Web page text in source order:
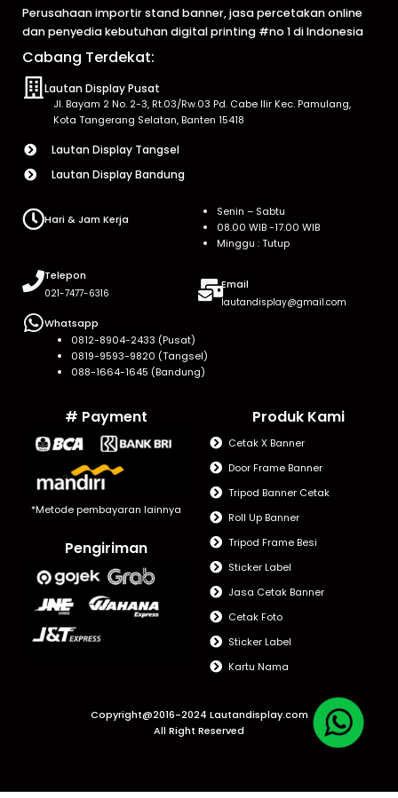
Perusahaan importir stand banner, jasa percetakan online
dan penyedia kebutuhan digital printing #no 1 di Indonesia
Cabang Terdekat:
Lautan Display Pusat
Jl. Bayam 2 No. 2-3, Rt.03/Rw.03 Pd. Cabe Ilir Kec. Pamulang,
Kota Tangerang Selatan, Banten 15418
Lautan Display Tangsel
Lautan Display Bandung
Hari & Jam Kerja
Senin – Sabtu
08.00 WIB -17.00 WIB
Minggu : Tutup
Telepon
021-7477-6316
Email
lautandisplay@gmail.com
Whatsapp
0812-8904-2433 (Pusat)
0819-9593-9820 (Tangsel)
088-1664-1645 (Bandung)
# Payment
*Metode pembayaran lainnya
Pengiriman
Produk Kami
Cetak X Banner
Door Frame Banner
Tripod Banner Cetak
Roll Up Banner
Tripod Frame Besi
Sticker Label
Jasa Cetak Banner
Cetak Foto
Sticker Label
Kartu Nama
Copyright@2016-2024 Lautandisplay.com
All Right Reserved